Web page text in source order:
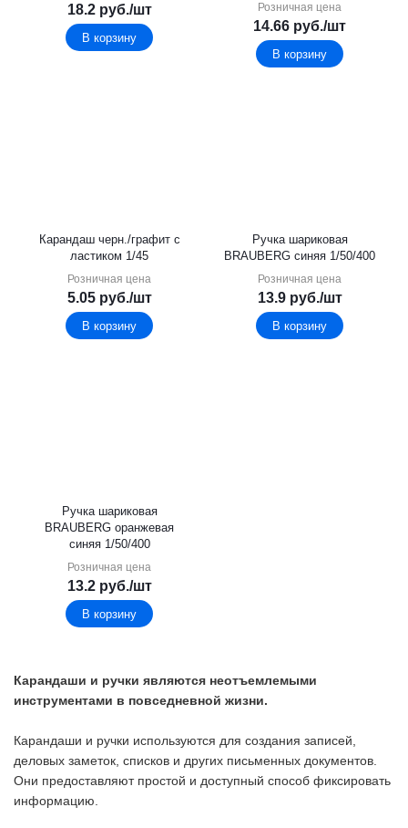
18.2руб./шт
В корзину
Розничная цена
14.66 руб./шт
В корзину
Карандаш черн./графит с
ластиком 1/45
Розничная цена
5.05руб./шт
В корзину
Ручка шариковая
BRAUBERG синяя 1/50/400
Розничная цена
13.9руб./шт
В корзину
Ручка шариковая
BRAUBERG oранжевая
синяя 1/50/400
Розничная цена
13.2руб./шт
В корзину
Карандаши и ручки являются неотъемлемыми
инструментами в повседневной жизни.
Карандаши и ручки используются для создания записей,
деловых заметок, списков и других письменных документов.
Они предоставляют простой и доступный способ фиксировать
информацию.